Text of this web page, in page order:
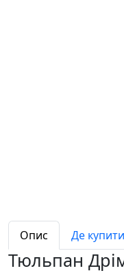
Опис Де купити
Тюльпан